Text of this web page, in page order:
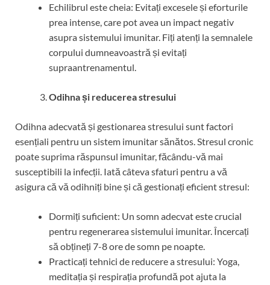
Echilibrul este cheia: Evitați excesele și eforturile
prea intense, care pot avea un impact negativ
asupra sistemului imunitar. Fiți atenți la semnalele
corpului dumneavoastră și evitați
supraantrenamentul.
Odihna și reducerea stresului
Odihna adecvată și gestionarea stresului sunt factori
esențiali pentru un sistem imunitar sănătos. Stresul cronic
poate suprima răspunsul imunitar, făcându-vă mai
susceptibili la infecții. Iată câteva sfaturi pentru a vă
asigura că vă odihniți bine și că gestionați eficient stresul:
Dormiți suficient: Un somn adecvat este crucial
pentru regenerarea sistemului imunitar. Încercați
să obțineți 7-8 ore de somn pe noapte.
Practicați tehnici de reducere a stresului: Yoga,
meditația și respirația profundă pot ajuta la